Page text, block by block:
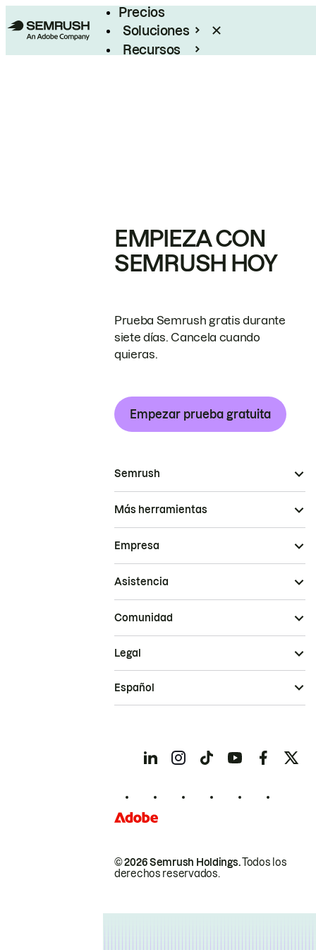
Precios
Soluciones
Recursos
EMPIEZA CON
SEMRUSH HOY
Prueba Semrush gratis durante
siete días. Cancela cuando
quieras.
Empezar prueba gratuita
Semrush
Más herramientas
Empresa
Asistencia
Comunidad
© 2026 Semrush Holdings.Todos los
derechos reservados.
Legal
Español